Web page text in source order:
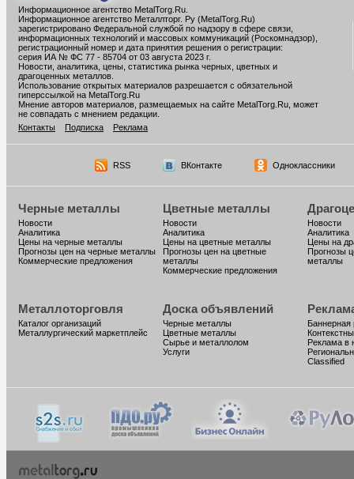
Информационное агентство MetalTorg.Ru
Информационное агентство Металлторг. Ру (MetalTorg.Ru)
зарегистрировано Федеральной службой по надзору в сфере связи,
информационных технологий и массовых коммуникаций (Роскомнадзор),
регистрационный номер и дата принятия решения о регистрации:
серия ИА № ФС 77 - 85704 от 03 августа 2023 г.
Новости, аналитика, цены, статистика рынка черных, цветных и
драгоценных металлов.
Использование открытых материалов разрешается с обязательной
гиперссылкой на MetalTorg.Ru
Мнение авторов материалов, размещаемых на сайте MetalTorg.Ru, может
не совпадать с мнением редакции.
Контакты
Подписка Реклама
RSS ВКонтакте Одноклассники
Черные металлы
Новости
Аналитика
Цены на черные металлы
Прогнозы цен на черные металлы
Коммерческие предложения
Цветные металлы
Новости
Аналитика
Цены на цветные металлы
Прогнозы цен на цветные
металлы
Коммерческие предложения
Новости
Аналитика
Цены на
Прогнозы
металлы
Металлоторговля
Каталог организаций
Металлургический маркетплейс
Доска объявлений
Черные металлы
Цветные металлы
Сырье и металлолом
Услуги
Баннерная
Реклама в
Classified